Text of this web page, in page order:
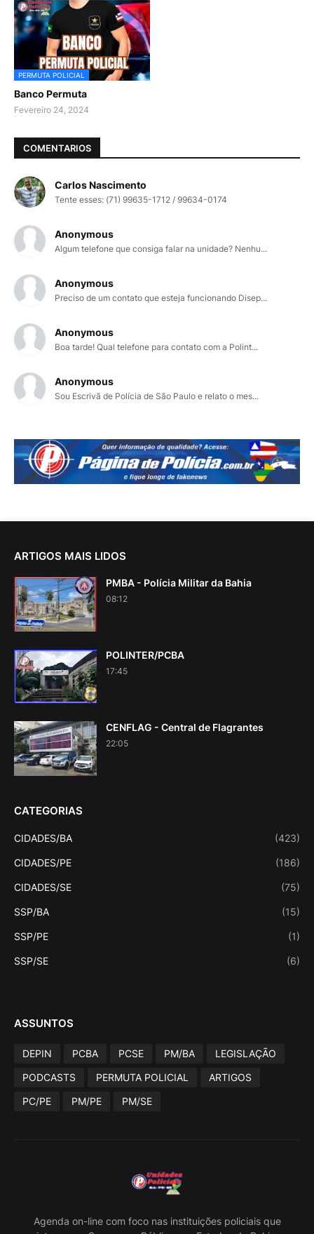
PERMUTA POLICIAL
Banco Permuta
Fevereiro 24, 2024
COMENTARIOS
Carlos Nascimento
Tente esses: (71) 99635-1712 / 99634-0174
Anonymous
Algum telefone que consiga falar na unidade? Nenhu...
Anonymous
Preciso de um contato que esteja funcionando Disep...
Anonymous
Boa tarde! Qual telefone para contato com a Polint...
Anonymous
Sou Escrivã de Polícia de São Paulo e relato o mes...
ARTIGOS MAIS LIDOS
PMBA - Polícia Militar da Bahia
08:12
POLINTER/PCBA
17:45
CENFLAG - Central de Flagrantes
22:05
CATEGORIAS
CIDADES/BA (423)
CIDADES/PE (186)
CIDADES/SE (75)
SSP/BA (15)
SSP/PE (1)
SSP/SE (6)
ASSUNTOS
DEPIN PCBA PCSE PM/BA
LEGISLAÇÃO
PODCASTS
PERMUTA POLICIAL
ARTIGOS
PC/PE
PM/PE PM/SE
Agenda on-line com foco nas instituições policiais que